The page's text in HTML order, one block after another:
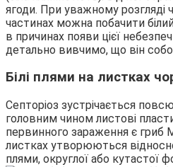
ягоди. При уважному розгляді
частинах можна побачити
в причинах появи цієї
детально вивчимо, що він
Білі плями на листках
Септоріоз зустрічається
головним чином листові
первинного зараження є гриб
листках утворюються
плями, округлої або кутастої